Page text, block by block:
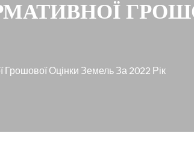
Грошової Оцінки Земель За 2022 Рік